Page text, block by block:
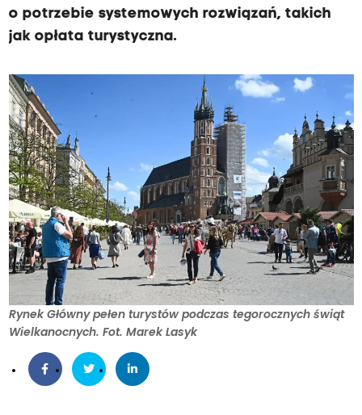
o potrzebie systemowych rozwiązań, takich
jak opłata turystyczna.
Rynek Główny pełen turystów podczas tegorocznych świąt
Wielkanocnych. Fot. Marek Lasyk